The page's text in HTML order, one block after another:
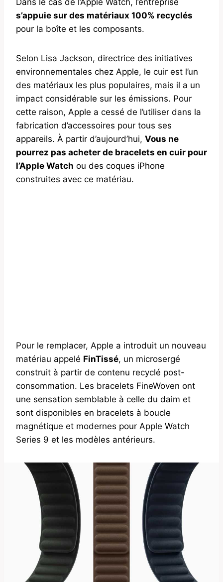
s’appuie sur des matériaux 100% recyclés
pour la boîte et les composants.
Selon Lisa Jackson, directrice des initiatives
environnementales chez Apple, le cuir est l’un
des matériaux les plus populaires, mais il a un
impact considérable sur les émissions. Pour
cette raison, Apple a cessé de l’utiliser dans la
fabrication d’accessoires pour tous ses
appareils. À partir d’aujourd’hui, Vous ne
pourrez pas acheter de bracelets en cuir pour
l’Apple Watch ou des coques iPhone
construites avec ce matériau.
Pour le remplacer, Apple a introduit un nouveau
matériau appelé FinTissé, un microsergé
construit à partir de contenu recyclé post-
consommation. Les bracelets FineWoven ont
une sensation semblable à celle du daim et
sont disponibles en bracelets à boucle
magnétique et modernes pour Apple Watch
Series 9 et les modèles antérieurs.